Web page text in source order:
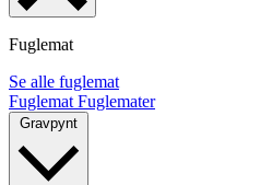
Fuglemat
Se alle fuglemat
Fuglemat Fuglemater